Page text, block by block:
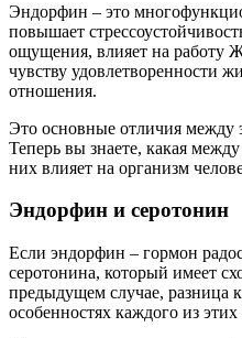
Эндорфин – это
повышает
ощущения, влияет на работу
чувству удовлетворенности
отношения.
Это основные отличия
Теперь вы знаете, какая
них влияет на организм
Эндорфин и серотонин
Если эндорфин – гормон
серотонина, который имеет
предыдущем случае, разница
особенностях каждого из